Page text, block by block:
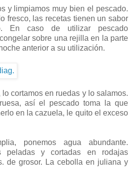
y limpiamos muy bien el pescado.
fresco, las recetas tienen un sabor
En caso de utilizar pescado
sobre una rejilla en la parte
anterior a su utilización.
cortamos en ruedas y lo salamos.
así el pescado toma la que
en la cazuela, le quito el exceso
ponemos agua abundante.
peladas y cortadas en rodajas
de grosor. La cebolla en juliana y